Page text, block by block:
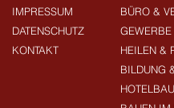
IMPRESSUM
DATENSCHUTZ
KONTAKT
BÜRO &
HEILEN &
BILDUNG
HOTELBAU